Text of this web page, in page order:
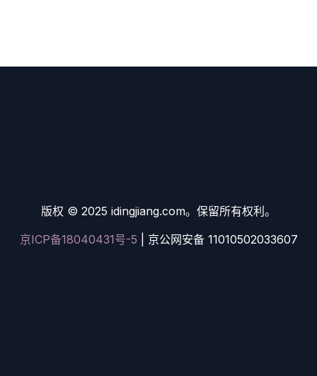
版权 © 2025 idingjiang.com。保留所有权利。
京ICP备18040431号-5 | 京公网安备 11010502033607